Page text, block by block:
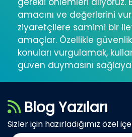
amacını ve değerlerini
ziyaretçilere samimi bir
amaçlar. Özellikle
konuları vurgulamak,
güven duymasını
Blog Yazıları
Sizler için hazırladığımız özel